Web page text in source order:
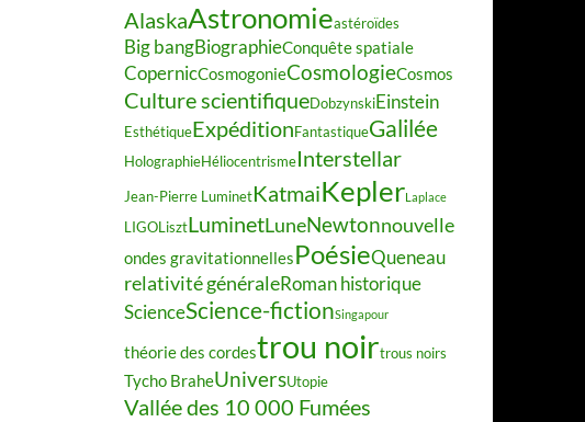
AlaskaAstronomieastéroïdes
Big bangBiographieConquête spatiale
CopernicCosmogonieCosmologieCosmos
Culture scientifiqueDobzynskiEinstein
EsthétiqueExpéditionFantastiqueGalilée
HolographieHéliocentrismeInterstellar
Jean-Pierre LuminetKatmaiKeplerLaplace
LIGOLisztLuminetLuneNewtonnouvelle
ondes gravitationnellesPoésieQueneau
relativité généraleRoman historique
ScienceScience-fictionSingapour
théorie des cordestrou noirtrous noirs
Tycho BraheUniversUtopie
Vallée des 10 000 Fumées